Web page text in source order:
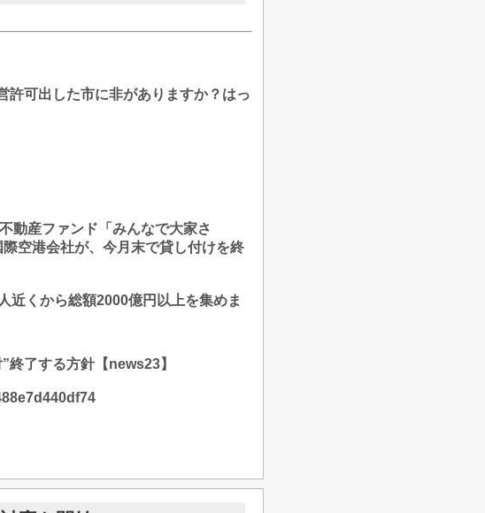
許可出した市に非がありますか？はっ
動産ファンド「みんなで大家さ
空港会社が、今月末で貸し付けを終
近くから総額2000億円以上を集めま
了する方針【news23】